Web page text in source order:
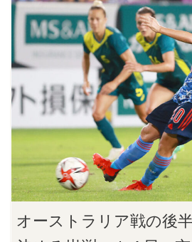
オーストラリア戦の後